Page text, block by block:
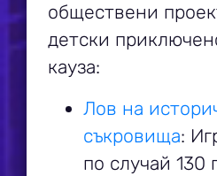
обществени
детски
кауза:
Лов на
съкровища:
по случай